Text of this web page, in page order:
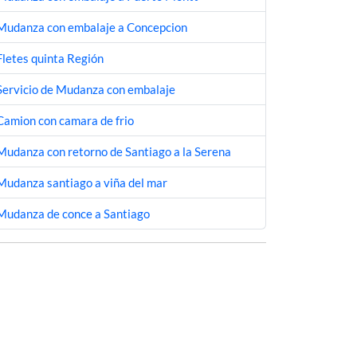
con embalaje a Concepcion
quinta Región
de Mudanza con embalaje
con camara de frio
con retorno de Santiago a la Serena
santiago a viña del mar
de conce a Santiago